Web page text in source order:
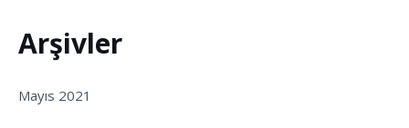
Arşivler
Mayıs 2021